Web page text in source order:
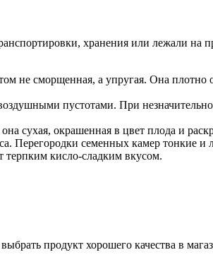
хранения или лежали на
не сморщенная, а упругая. Она плотно
пустотами. При
сухая, окрашенная в цвет плода и
Перегородки семенных камер тонкие и
терпким кисло-сладким вкусом.
продукт хорошего качества в